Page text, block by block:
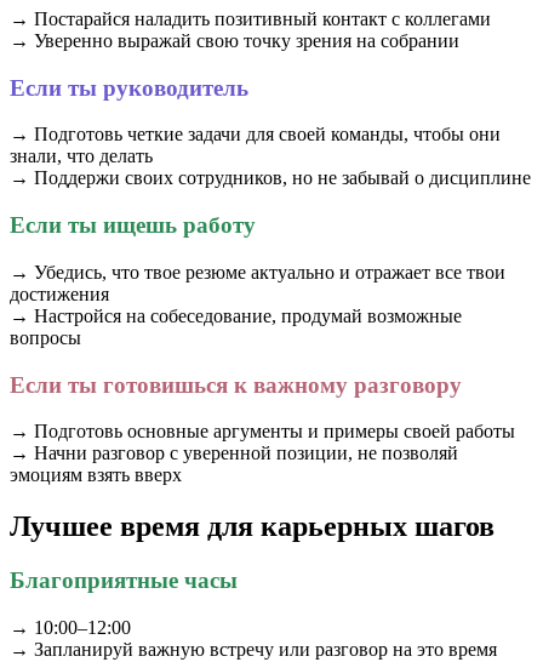
→ Постарайся наладить позитивный контакт с коллегами
→ Уверенно выражай свою точку зрения на собрании
Если ты руководитель
→ Подготовь четкие задачи для своей команды, чтобы они
знали, что делать
→ Поддержи своих сотрудников, но не забывай о дисциплине
Если ты ищешь работу
→ Убедись, что твое резюме актуально и отражает все твои
достижения
→ Настройся на собеседование, продумай возможные
вопросы
Если ты готовишься к важному разговору
→ Подготовь основные аргументы и примеры своей работы
→ Начни разговор с уверенной позиции, не позволяй
эмоциям взять вверх
Лучшее время для карьерных шагов
Благоприятные часы
→ 10:00–12:00
→ Запланируй важную встречу или разговор на это время